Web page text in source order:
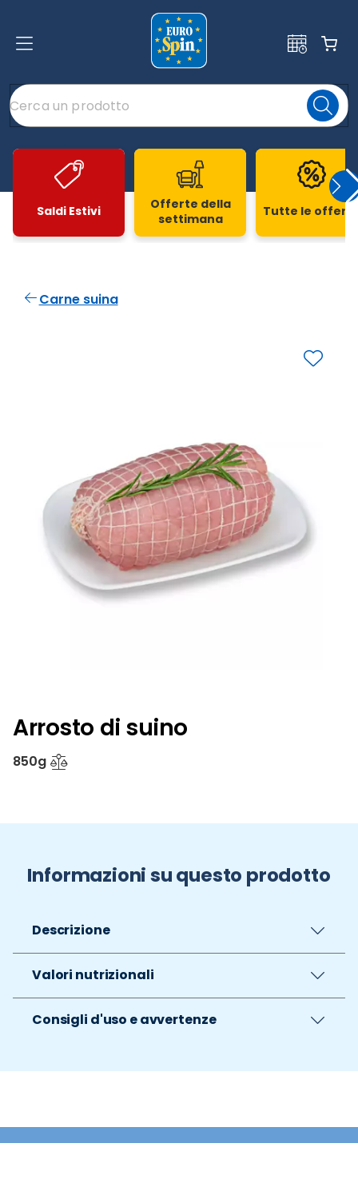
Saldi Estivi
Offerte della
settimana
Tutte le
Carne suina
Arrosto di suino
850g
Informazioni su questo prodotto
Descrizione
Valori nutrizionali
Consigli d'uso e avvertenze